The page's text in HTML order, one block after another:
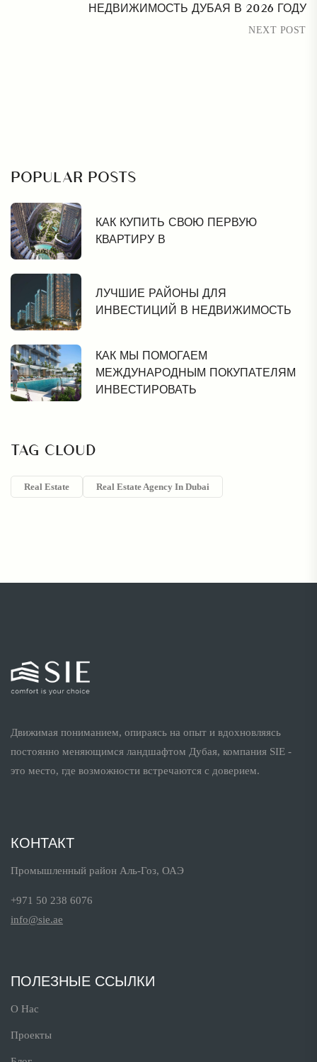
НЕДВИЖИМОСТЬ ДУБАЯ В 2026 ГОДУ
NEXT POST
POPULAR POSTS
КАК КУПИТЬ СВОЮ ПЕРВУЮ
КВАРТИРУ В
ЛУЧШИЕ РАЙОНЫ ДЛЯ
ИНВЕСТИЦИЙ В НЕДВИЖИМОСТЬ
КАК МЫ ПОМОГАЕМ
МЕЖДУНАРОДНЫМ ПОКУПАТЕЛЯМ
ИНВЕСТИРОВАТЬ
TAG CLOUD
Real Estate Real Estate Agency In Dubai
Движимая пониманием, опираясь на опыт и вдохновляясь
постоянно меняющимся ландшафтом Дубая, компания SIE -
это место, где возможности встречаются с доверием.
КОНТАКТ
Промышленный район Аль-Гоз, ОАЭ
+971 50 238 6076
info@sie.ae
ПОЛЕЗНЫЕ ССЫЛКИ
О Нас
Проекты